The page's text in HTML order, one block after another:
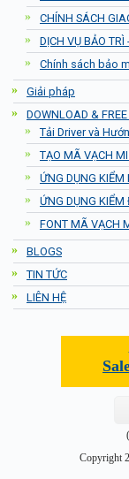
CHÍNH SÁCH
DỊCH VỤ BẢO
Chính sách bảo
Giải pháp
DOWNLOAD &
Tải Driver và
TẠO MÃ VẠCH
ỨNG DỤNG KIỂM
ỨNG DỤNG KIỂM
FONT MÃ VẠCH
BLOGS
TIN TỨC
LIÊN HỆ
Copyright